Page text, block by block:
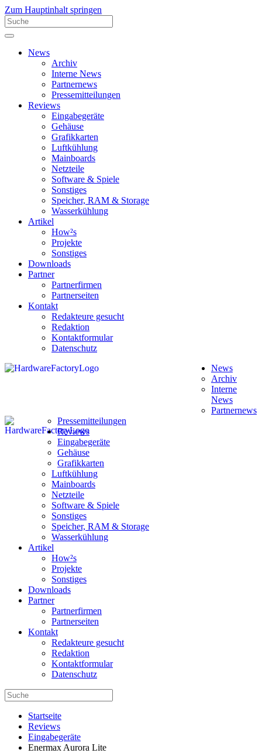
Zum Hauptinhalt springen
News
Archiv
Interne News
Partnernews
Pressemitteilungen
Reviews
Eingabegeräte
Gehäuse
Grafikkarten
Luftkühlung
Mainboards
Netzteile
Software & Spiele
Sonstiges
Speicher, RAM & Storage
Wasserkühlung
Artikel
How²s
Projekte
Sonstiges
Downloads
Partner
Partnerfirmen
Partnerseiten
Kontakt
Redakteure gesucht
Redaktion
Kontaktformular
Datenschutz
News
Archiv
Interne
News
Partnernews
Pressemitteilungen
Reviews
Eingabegeräte
Gehäuse
Grafikkarten
Luftkühlung
Mainboards
Netzteile
Software & Spiele
Sonstiges
Speicher, RAM & Storage
Wasserkühlung
Artikel
How²s
Projekte
Sonstiges
Downloads
Partner
Partnerfirmen
Partnerseiten
Kontakt
Redakteure gesucht
Redaktion
Kontaktformular
Datenschutz
Startseite
Reviews
Eingabegeräte
Enermax Aurora Lite